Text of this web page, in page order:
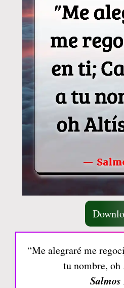
“Me alegraré me
tu nombre,
Salmos